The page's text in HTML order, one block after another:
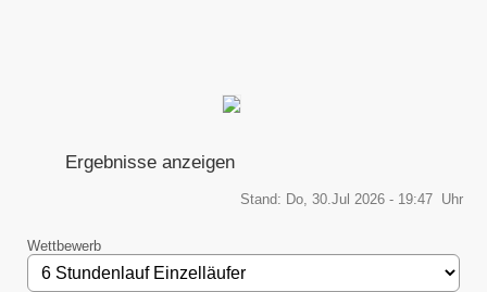
Ergebnisse anzeigen
Stand: Do, 30.Jul 2026 - 19:47 Uhr
Wettbewerb